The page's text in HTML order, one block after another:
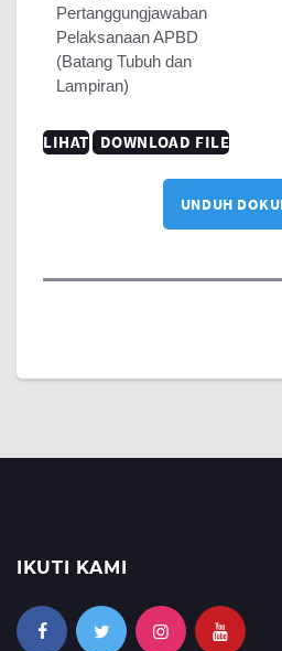
Pertanggungjawaban
Pelaksanaan APBD
(Batang Tubuh dan
Lampiran)
LIHAT DOWNLOAD FILE
UNDUH
IKUTI KAMI